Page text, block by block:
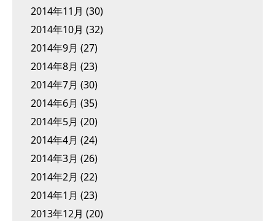
2014年11月 (30)
2014年10月 (32)
2014年9月 (27)
2014年8月 (23)
2014年7月 (30)
2014年6月 (35)
2014年5月 (20)
2014年4月 (24)
2014年3月 (26)
2014年2月 (22)
2014年1月 (23)
2013年12月 (20)